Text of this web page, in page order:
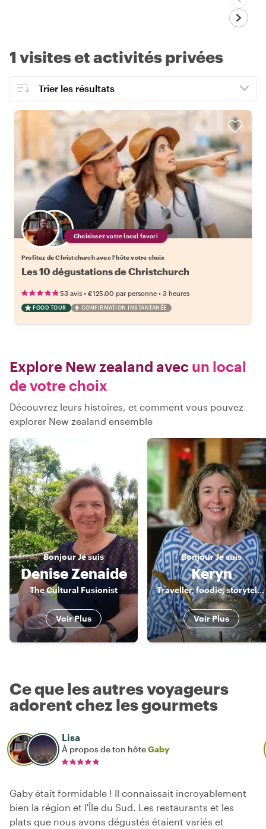
1 visites et activités privées
Choisissez votre local favori
Profitez de Christchurch avec l'hôte votre choix
Les 10 dégustations de Christchurch
53 avis • €125.00 par personne • 3 heures
FOOD TOUR CONFIRMATION INSTANTANÉE
Explore New zealand avec un local
de votre choix
Découvrez leurs histoires, et comment vous pouvez
explorer New zealand ensemble
BonjourJe suis
Denise Zenaide
The Cultural Fusionist
Voir Plus
BonjourJe suis
Keryn
Traveller, foodie, storyteller
Voir Plus
Ce que les autres voyageurs
adorent chez les gourmets
Lisa
À propos de ton hôteGaby
Gaby était formidable ! Il connaissait incroyablement
bien la région et l'Île du Sud. Les restaurants et les
plats que nous avons dégustés étaient variés et